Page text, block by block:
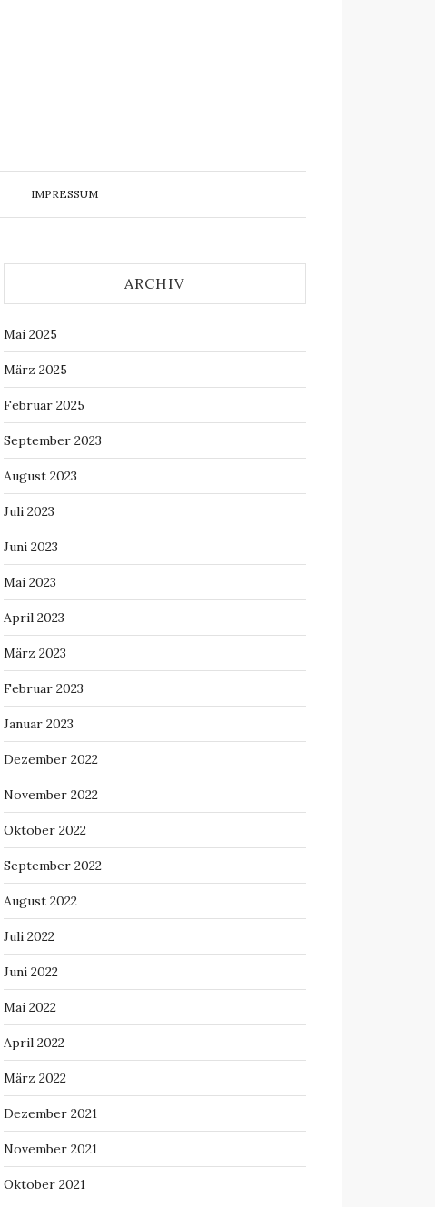
IMPRESSUM
ARCHIV
Mai 2025
März 2025
Februar 2025
September 2023
August 2023
Juli 2023
Juni 2023
Mai 2023
April 2023
März 2023
Februar 2023
Januar 2023
Dezember 2022
November 2022
Oktober 2022
September 2022
August 2022
Juli 2022
Juni 2022
Mai 2022
April 2022
März 2022
Dezember 2021
November 2021
Oktober 2021